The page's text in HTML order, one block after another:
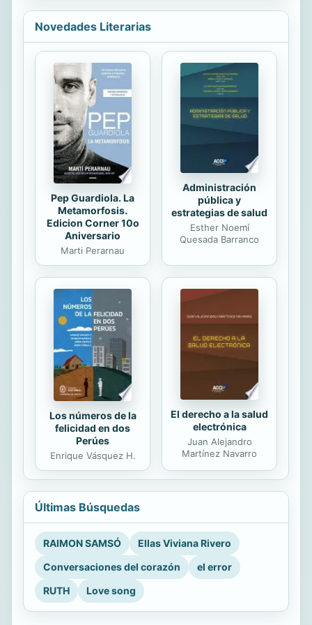
consigue a través de aprovechar
todos tus recursos y talentos
ideas que se acompañan en el libro
según la circunstancia en que te
encuentres. AUTOR Belén Varela es
experta en organización y personas,
imparte conferencias y asesora a las
empresas en gestión del talento, job
crafting y organización del trabajo.
Novedades Literarias
Pep Guardiola. La
Metamorfosis.
Edicion Corner 10o
Aniversario
Marti Perarnau
Administración
pública y
estrategias de salud
Esther Noemí
Quesada Barranco
Los números de la
felicidad en dos
Perúes
Enrique Vásquez H.
El derecho a la salud
electrónica
Juan Alejandro
Martínez Navarro
Últimas Búsquedas
RAIMON SAMSÓ
Ellas Viviana Rivero
Conversaciones del corazón
el error
RUTH
Love song